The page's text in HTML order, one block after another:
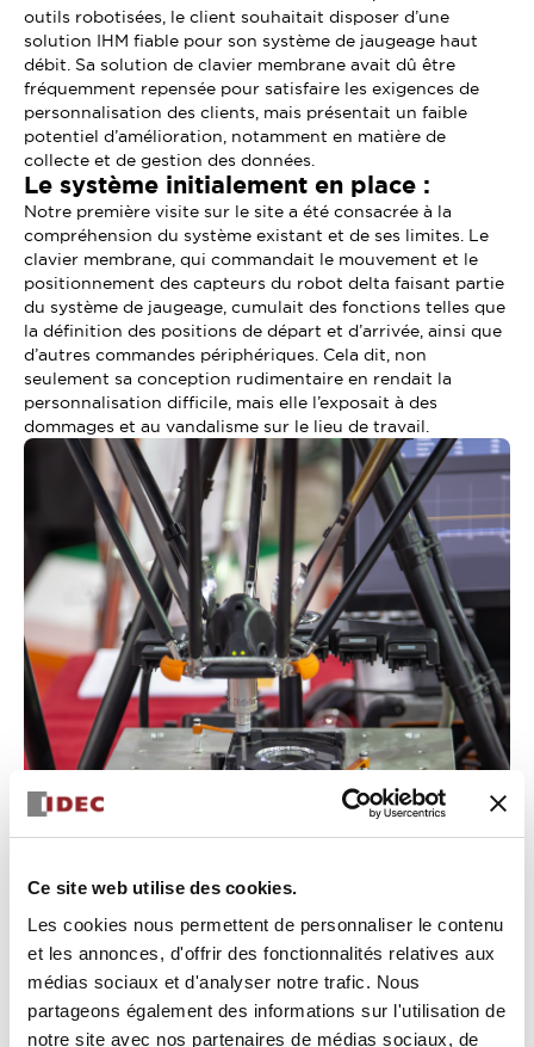
Ce site web utilise des cookies.
Les cookies nous permettent de personnaliser le contenu
et les annonces, d'offrir des fonctionnalités relatives aux
médias sociaux et d'analyser notre trafic. Nous
partageons également des informations sur l'utilisation de
notre site avec nos partenaires de médias sociaux, de
outils robotisées, le client souhaitait disposer d’une
solution IHM fiable pour son système de jaugeage haut
débit. Sa solution de clavier membrane avait dû être
fréquemment repensée pour satisfaire les exigences de
personnalisation des clients, mais présentait un faible
potentiel d’amélioration, notamment en matière de
collecte et de gestion des données.
Le système initialement en place :
Notre première visite sur le site a été consacrée à la
compréhension du système existant et de ses limites. Le
clavier membrane, qui commandait le mouvement et le
positionnement des capteurs du robot delta faisant partie
du système de jaugeage, cumulait des fonctions telles que
la définition des positions de départ et d’arrivée, ainsi que
d’autres commandes périphériques. Cela dit, non
seulement sa conception rudimentaire en rendait la
personnalisation difficile, mais elle l’exposait à des
dommages et au vandalisme sur le lieu de travail.
La solution que nous avons apportée :
L’évaluation a mis en évidence la nécessité d’une IHM
reprogrammable robuste capable de traiter les demandes
de personnalisation tout en étant apte à supporter de
futures capacités de gestion de données et de diagnostic